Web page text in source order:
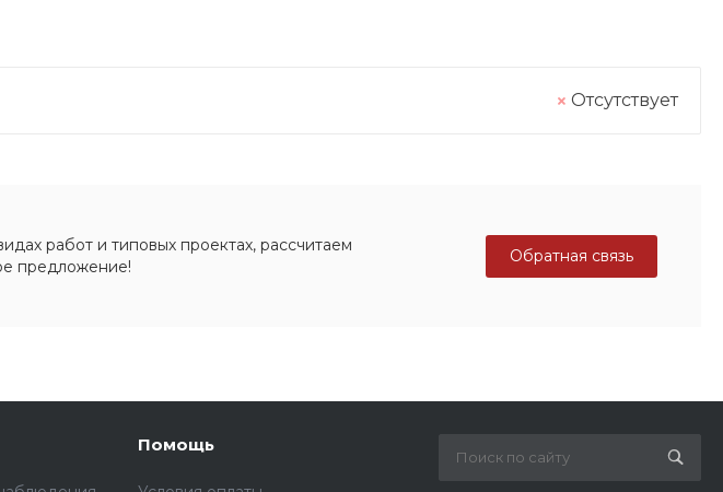
Отсутствует
работ и типовых проектах, рассчитаем
предложение!
Обратная связь
Помощь